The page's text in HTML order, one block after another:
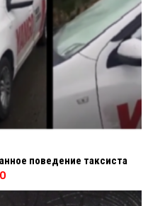
поведение таксиста